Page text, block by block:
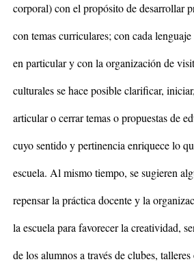
corporal) con el propósito de desarrollar
con temas curriculares; con cada
en particular y con la organización de
culturales se hace posible clarificar,
articular o cerrar temas o propuestas de
cuyo sentido y pertinencia enriquece lo
escuela. Al mismo tiempo, se sugieren
repensar la práctica docente y la
la escuela para favorecer la creatividad,
de los alumnos a través de clubes,